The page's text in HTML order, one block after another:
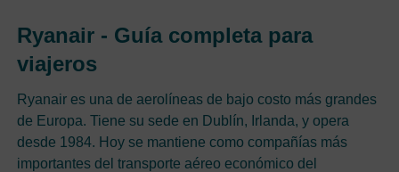
Ryanair - Guía completa para
viajeros
Ryanair es una de aerolíneas de bajo costo más grandes
de Europa. Tiene su sede en Dublín, Irlanda, y opera
desde 1984. Hoy se mantiene como compañías más
importantes del transporte aéreo económico del